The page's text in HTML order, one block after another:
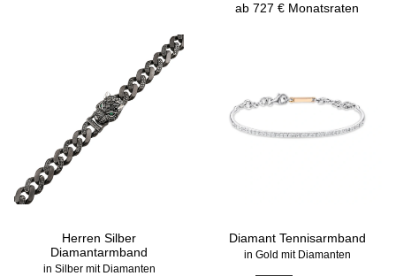
ab 727 € Monatsraten
Herren Silber
Diamantarmband
in Silber mit Diamanten
Diamant Tennisarmband
in Gold mit Diamanten